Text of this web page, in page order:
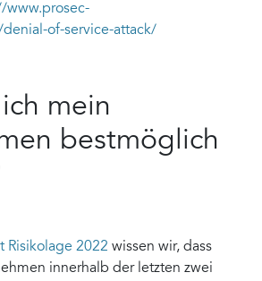
www.prosec-
of-service-attack/
mein
bestmöglich
Risikolage 2022 wissen wir, dass
innerhalb der letzten zwei